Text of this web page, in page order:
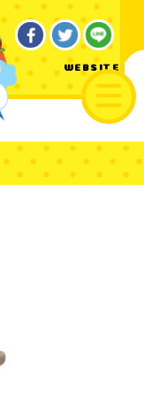
WEBSITE
ご当地